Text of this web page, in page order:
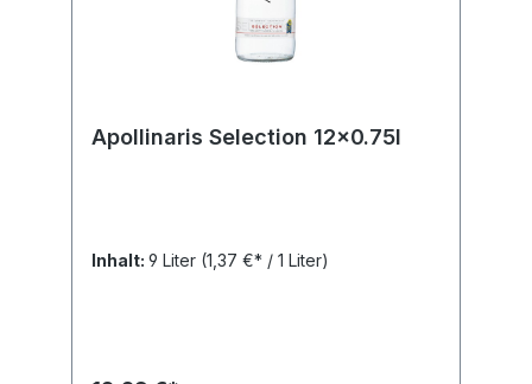
Apollinaris Selection 12x0.75l
Inhalt: 9 Liter (1,37 €* / 1 Liter)